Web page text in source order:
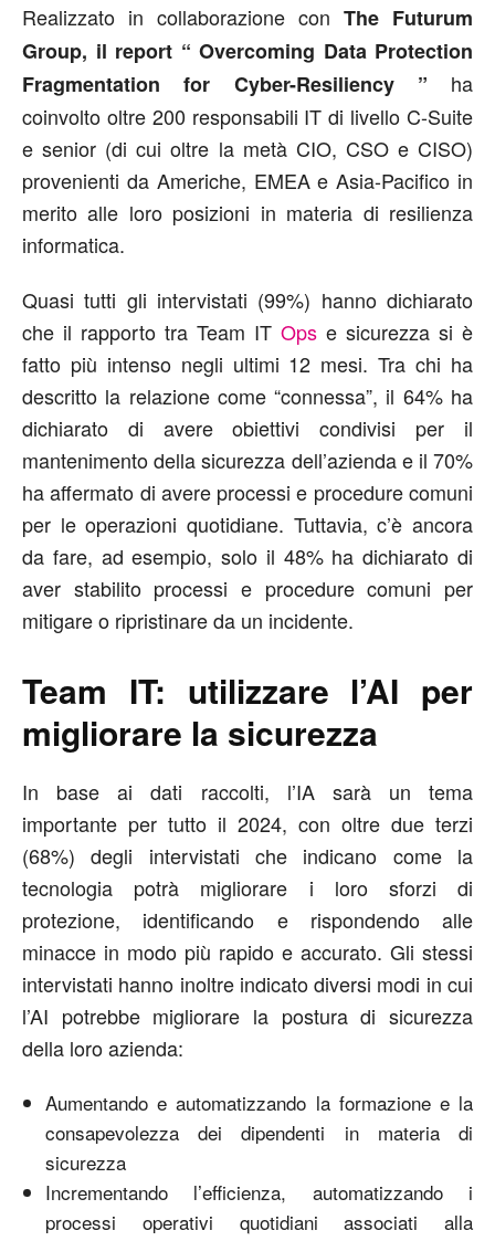
Realizzato in collaborazione con The Futurum
Group, il report “ Overcoming Data Protection
Fragmentation for Cyber-Resiliency ” ha
coinvolto oltre 200 responsabili IT di livello C-Suite
e senior (di cui oltre la metà CIO, CSO e CISO)
provenienti da Americhe, EMEA e Asia-Pacifico in
merito alle loro posizioni in materia di resilienza
informatica.
Quasi tutti gli intervistati (99%) hanno dichiarato
che il rapporto tra Team IT Ops e sicurezza si è
fatto più intenso negli ultimi 12 mesi. Tra chi ha
descritto la relazione come “connessa”, il 64% ha
dichiarato di avere obiettivi condivisi per il
mantenimento della sicurezza dell’azienda e il 70%
ha affermato di avere processi e procedure comuni
per le operazioni quotidiane. Tuttavia, c’è ancora
da fare, ad esempio, solo il 48% ha dichiarato di
aver stabilito processi e procedure comuni per
mitigare o ripristinare da un incidente.
Team IT: utilizzare l’AI per
migliorare la sicurezza
In base ai dati raccolti, l’IA sarà un tema
importante per tutto il 2024, con oltre due terzi
(68%) degli intervistati che indicano come la
tecnologia potrà migliorare i loro sforzi di
protezione, identificando e rispondendo alle
minacce in modo più rapido e accurato. Gli stessi
intervistati hanno inoltre indicato diversi modi in cui
l’AI potrebbe migliorare la postura di sicurezza
della loro azienda:
Aumentando e automatizzando la formazione e la
consapevolezza dei dipendenti in materia di
sicurezza
Incrementando l’efficienza, automatizzando i
processi operativi quotidiani associati alla